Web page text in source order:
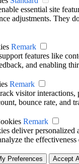
essential site
adjustments. They
Remark
features like
and enabling
Remark
visitor interactions,
bounce rate, and
Remark
deliver personalized
the effectiveness
Preferences Accept